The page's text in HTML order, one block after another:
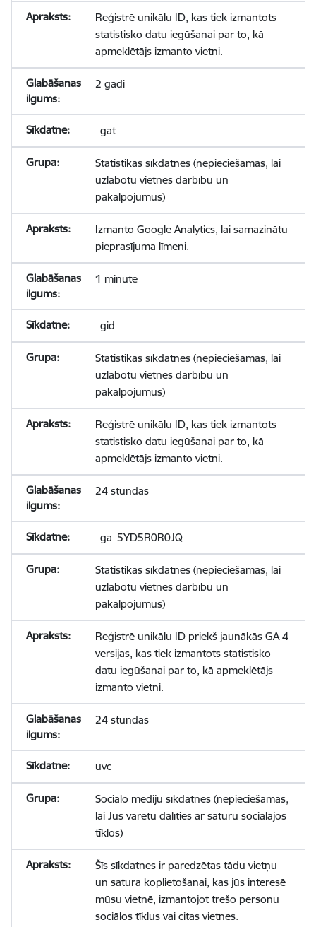
Reģistrē unikālu ID, kas tiek izmantots
statistisko datu iegūšanai par to, kā
apmeklētājs izmanto vietni.
2 gadi
_gat
Statistikas sīkdatnes (nepieciešamas, lai
uzlabotu vietnes darbību un
pakalpojumus)
Izmanto Google Analytics, lai samazinātu
pieprasījuma līmeni.
1 minūte
_gid
Statistikas sīkdatnes (nepieciešamas, lai
uzlabotu vietnes darbību un
pakalpojumus)
Reģistrē unikālu ID, kas tiek izmantots
statistisko datu iegūšanai par to, kā
apmeklētājs izmanto vietni.
24 stundas
_ga_5YD5R0R0JQ
Statistikas sīkdatnes (nepieciešamas, lai
uzlabotu vietnes darbību un
pakalpojumus)
Reģistrē unikālu ID priekš jaunākās GA 4
versijas, kas tiek izmantots statistisko
datu iegūšanai par to, kā apmeklētājs
izmanto vietni.
24 stundas
uvc
Sociālo mediju sīkdatnes (nepieciešamas,
lai Jūs varētu dalīties ar saturu sociālajos
tīklos)
Šīs sīkdatnes ir paredzētas tādu vietņu
un satura koplietošanai, kas jūs interesē
mūsu vietnē, izmantojot trešo personu
sociālos tīklus vai citas vietnes.